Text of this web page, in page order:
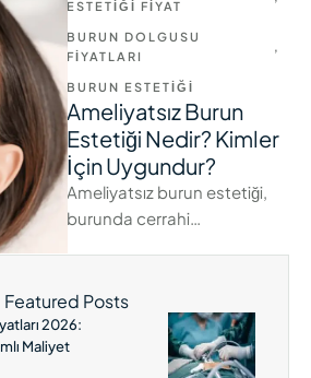
ESTETIĞI FIYAT
BURUN DOLGUSU
FIYATLARI
,
BURUN ESTETIĞI
Ameliyatsız Burun
Estetiği Nedir? Kimler
İçin Uygundur?
Ameliyatsız burun estetiği,
burunda cerrahi
dengeli bir görünüm
sağlamak için yapılan
işlemleri …
Featured Posts
2026:
Maliyet